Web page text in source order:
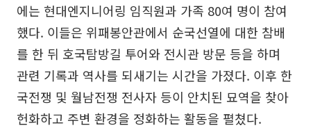
에는 현대엔지니어링 임직원과 가족 80여 명이 참여
했다. 이들은 위패봉안관에서 순국선열에 대한 참배
를 한 뒤 호국탐방길 투어와 전시관 방문 등을 하며
관련 기록과 역사를 되새기는 시간을 가졌다. 이후 한
국전쟁 및 월남전쟁 전사자 등이 안치된 묘역을 찾아
헌화하고 주변 환경을 정화하는 활동을 펼쳤다.